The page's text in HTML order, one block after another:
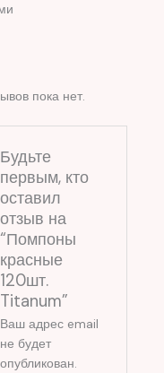
пока нет.
Будьте
первым, кто
оставил
отзыв на
“Помпоны
красные
120шт.
Titanum”
Ваш адрес email
не будет
опубликован.